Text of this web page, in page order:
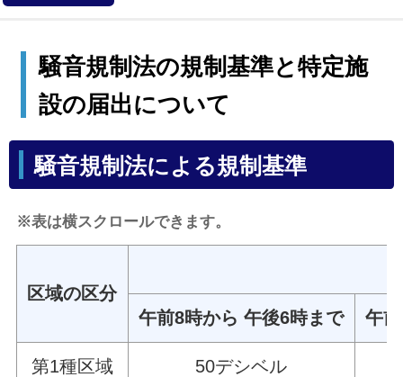
騒音規制法の規制基準と特定施
設の届出について
騒音規制法による規制基準
※表は横スクロールできます。
区域の区分
午前8時から 午後6時まで
午
第1種区域 50デシベル